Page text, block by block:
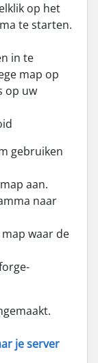
op het
te starten.
in te
map op
op uw
gebruiken
aan.
naar
waar de
je server